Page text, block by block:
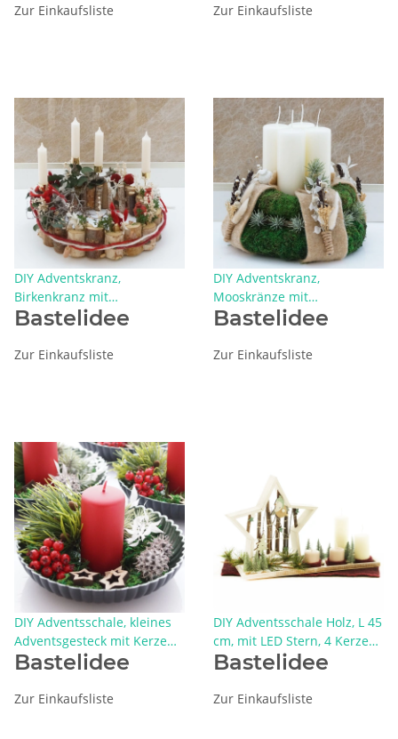
Zur Einkaufsliste Zur Einkaufsliste
DIY Adventskranz,
Birkenkranz mit
Trockenblumen rot, weiß,
Bastelidee
Zur Einkaufsliste
DIY Adventskranz,
Mooskränze mit
Trockenblumen und
Style selbermachen
Bastelidee
Zur Einkaufsliste
DIY Adventsschale, kleines
Adventsgesteck mit Kerze
klassisch rot weiß grün
Bastelidee
Zur Einkaufsliste
DIY Adventsschale Holz, L 45
cm, mit LED Stern, 4 Kerzen,
Tannenbäumchen
Bastelidee
Zur Einkaufsliste